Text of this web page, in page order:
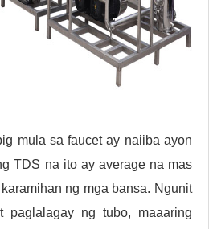
mula sa faucet ay naiiba ayon
TDS na ito ay average na mas
ng mga bansa. Ngunit
paglalagay ng tubo, maaaring